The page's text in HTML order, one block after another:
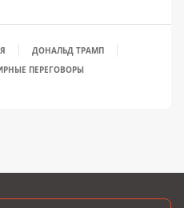
ДОНАЛЬД ТРАМП
ПЕРЕГОВОРЫ